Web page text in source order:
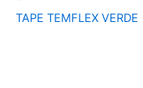
TAPE TEMFLEX VERDE